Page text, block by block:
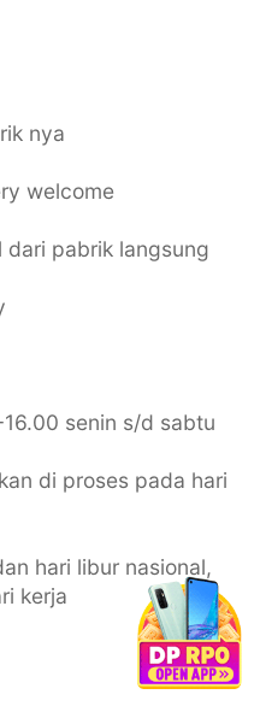
nya
welcome
pabrik langsung
senin s/d sabtu
di proses pada hari
hari libur nasional,
kerja